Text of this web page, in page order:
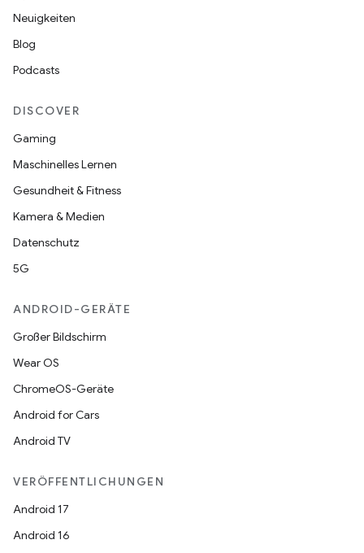
Neuigkeiten
Blog
Podcasts
DISCOVER
Gaming
Maschinelles Lernen
Gesundheit & Fitness
Kamera & Medien
Datenschutz
5G
ANDROID-GERÄTE
Großer Bildschirm
Wear OS
ChromeOS-Geräte
Android for Cars
Android TV
VERÖFFENTLICHUNGEN
Android 17
Android 16